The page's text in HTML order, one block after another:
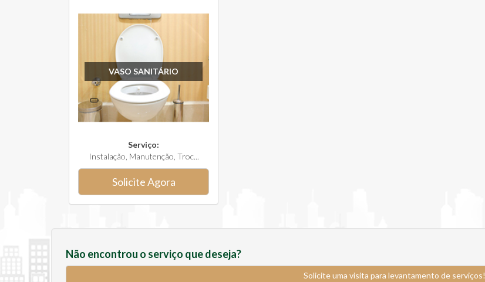
VASO SANITÁRIO
Serviço:
Instalação, Manutenção, Troc...
Solicite Agora
Não encontrou o serviço que deseja?
Solicite uma visita para levantamento de serviços!